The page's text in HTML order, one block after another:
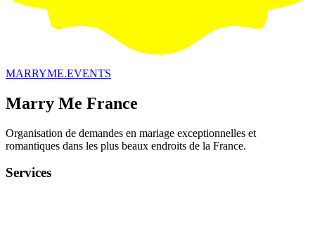
MARRYME.EVENTS
Marry Me France
Organisation de demandes en mariage exceptionnelles et
romantiques dans les plus beaux endroits de la France.
Services